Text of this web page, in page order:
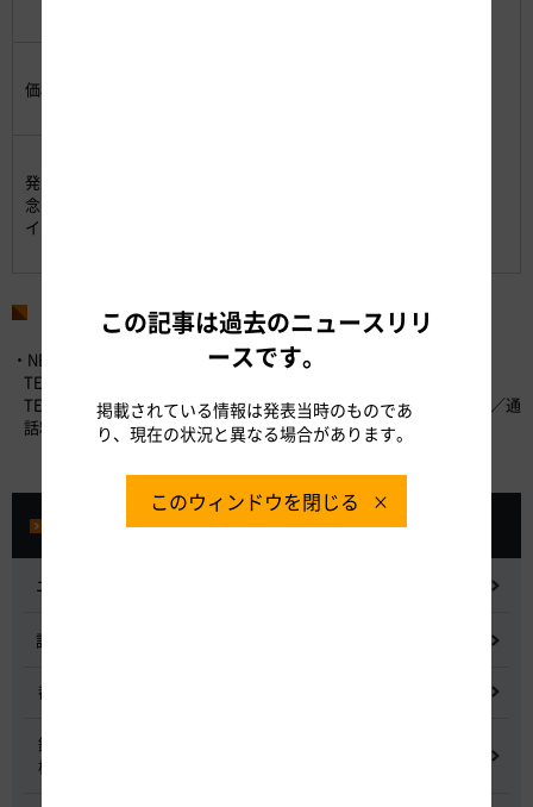
価格：
発売記
念
イベント
お問い合わせ先
・NEXCO中日本お客さまセンター （24時間365日対応）
TEL：0120-922-229 （フリーダイヤル）
TEL：052-223-0333 （フリーダイヤルがご利用になれないお客さま／通
話料有料）
プレスルーム
ニュースリリース
記者会見
都市間高速道路料金割引検討会
鋼少数主桁橋の床版下面吹付コンクリートはく離・落下事象調査
検討委員会
この記事は過去のニュースリリ
ースです。
掲載されている情報は発表当時のものであ
り、現在の状況と異なる場合があります。
このウィンドウを閉じる